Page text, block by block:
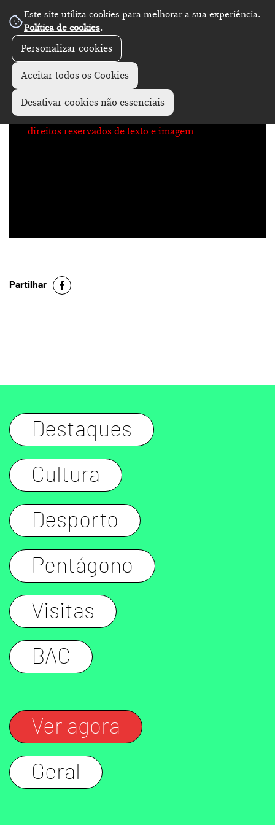
Este site utiliza cookies para melhorar a sua experiência.
Política de cookies.
Personalizar cookies
Aceitar todos os Cookies
Desativar cookies não essenciais
No Record
direitos reservados de texto e imagem
Partilhar
Destaques
Cultura
Desporto
Pentágono
Visitas
BAC
Ver agora
Geral